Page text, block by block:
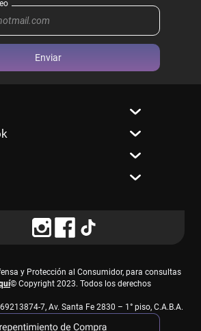
Enviar
y Protección al Consumidor, para consultas
© Copyright 2023. Todos los derechos
7, Av. Santa Fe 2830 – 1° piso, C.A.B.A.